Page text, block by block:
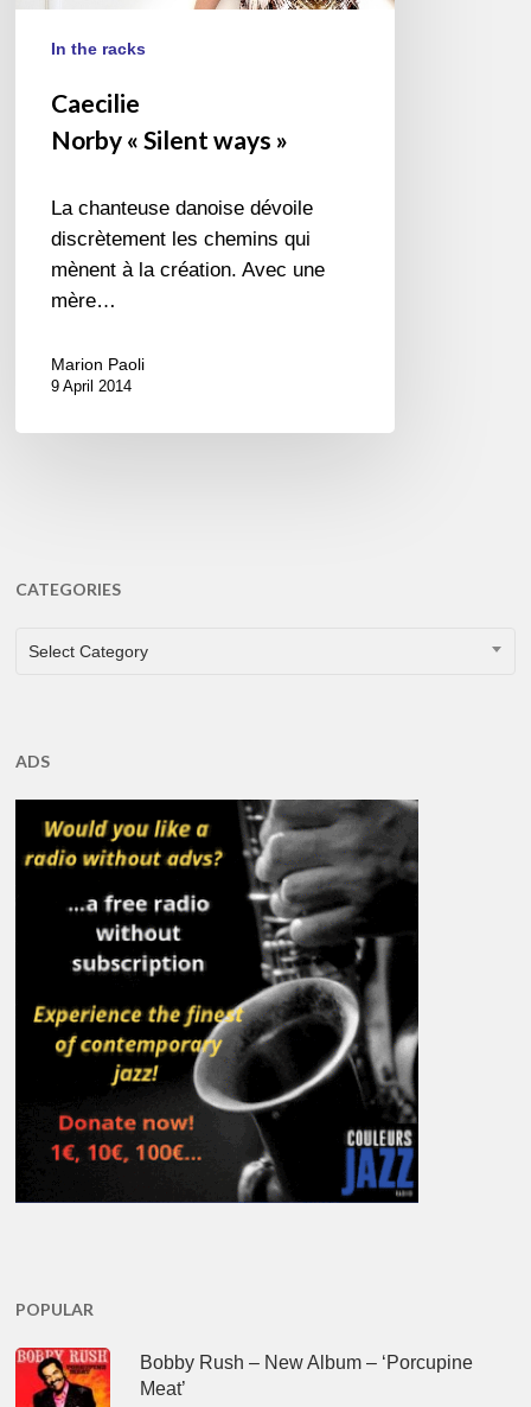
In the racks
Caecilie
Norby « Silent ways »
La chanteuse danoise dévoile
discrètement les chemins qui
mènent à la création. Avec une
mère…
Marion Paoli
9 April 2014
CATEGORIES
CATEGORIES
Select Category
ADS
POPULAR
Bobby Rush – New Album – ‘Porcupine
Meat’